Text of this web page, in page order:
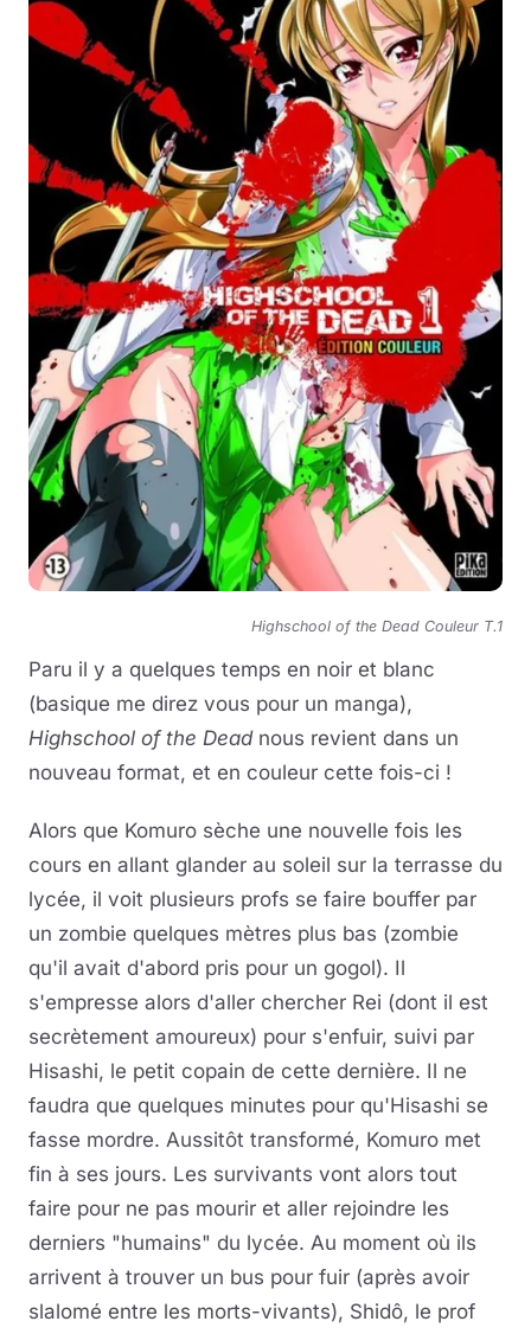
Highschool of the Dead Couleur T.1
Paru il y a quelques temps en noir et blanc
(basique me direz vous pour un manga),
Highschool of the Deadnous revient dans un
nouveau format, et en couleur cette fois-ci !
Alors que Komuro sèche une nouvelle fois les
cours en allant glander au soleil sur la terrasse du
lycée, il voit plusieurs profs se faire bouffer par
un zombie quelques mètres plus bas (zombie
qu'il avait d'abord pris pour un gogol). Il
s'empresse alors d'aller chercher Rei (dont il est
secrètement amoureux) pour s'enfuir, suivi par
Hisashi, le petit copain de cette dernière. Il ne
faudra que quelques minutes pour qu'Hisashi se
fasse mordre. Aussitôt transformé, Komuro met
fin à ses jours. Les survivants vont alors tout
faire pour ne pas mourir et aller rejoindre les
derniers "humains" du lycée. Au moment où ils
arrivent à trouver un bus pour fuir (après avoir
slalomé entre les morts-vivants), Shidô, le prof